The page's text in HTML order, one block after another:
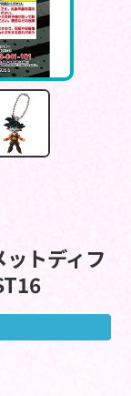
トディフ